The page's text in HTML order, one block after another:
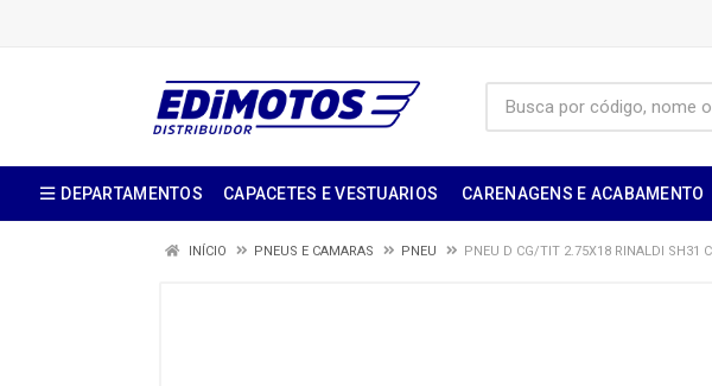
DEPARTAMENTOS CAPACETES E VESTUARIOS CARENAGENS E ACABAMENTO
INÍCIO PNEUS E CAMARAS PNEU PNEU D CG/TIT 2.75X18 RINALDI SH31